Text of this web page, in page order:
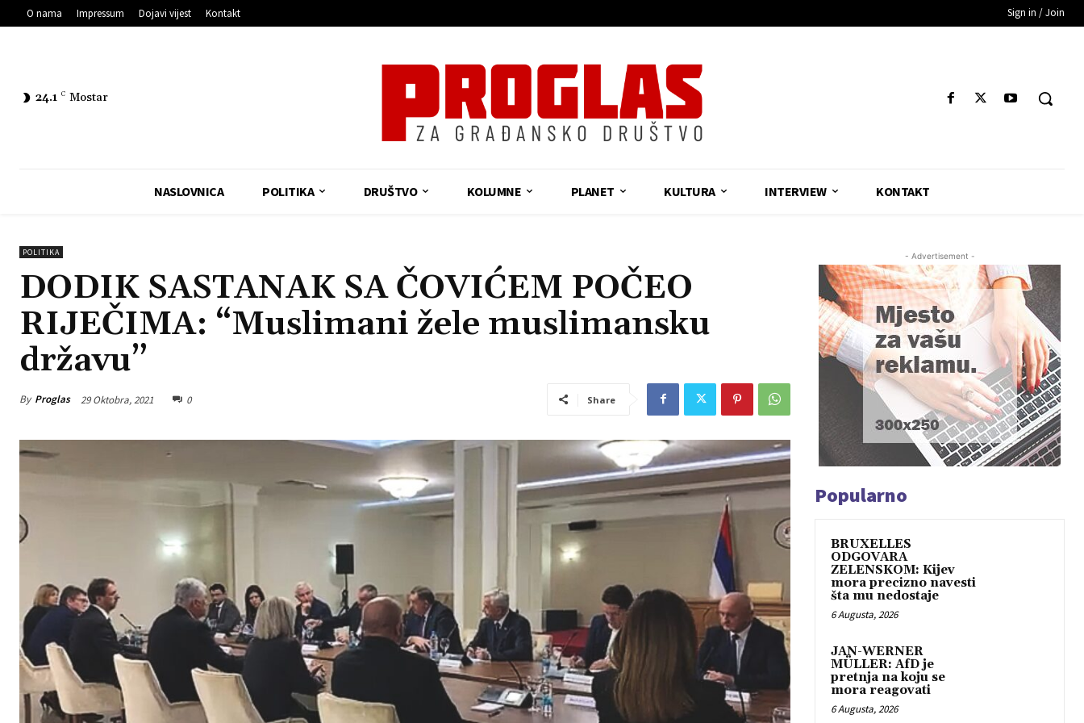
O nama Impressum Dojavi vijest Kontakt Sign in / Join
24.1 C Mostar
NASLOVNICA POLITIKA DRUŠTVO KOLUMNE PLANET KULTURA INTERVIEW KONTAKT
POLITIKA
DODIK SASTANAK SA ČOVIĆEM POČEO
RIJEČIMA: “Muslimani žele muslimansku
državu”
By Proglas 29 Oktobra, 2021 0 Share
- Advertisement -
Popularno
BRUXELLES
ODGOVARA
ZELENSKOM: Kijev
mora precizno navesti
šta mu nedostaje
6 Augusta, 2026
JAN-WERNER
MÜLLER: AfD je
pretnja na koju se
mora reagovati
6 Augusta, 2026